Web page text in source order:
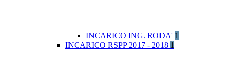
INCARICO ING. RODA' 1
INCARICO RSPP 2017 - 2018 1